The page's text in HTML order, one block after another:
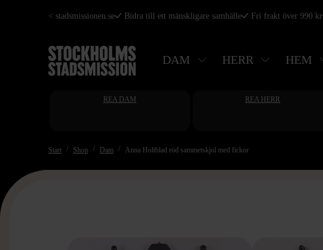
Hoppa
huvudinnehåll
< stadsmissionen.se Bidra till ett mänskligare samhälle Fri frakt över 990 kr
DAM HERR HEM
REA DAM REA HERR
Start Shop Dam Anna Holtblad röd sammetskjol med fickor